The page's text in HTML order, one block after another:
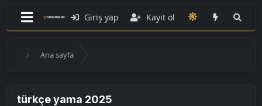
Giriş yap Kayıt ol
Ana sayfa
türkçe yama 2025